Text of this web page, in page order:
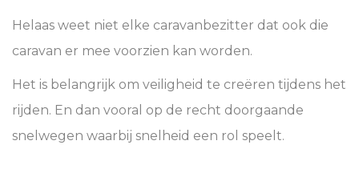
Helaas weet niet elke caravanbezitter dat ook die
caravan er mee voorzien kan worden.
Het is belangrijk om veiligheid te creëren tijdens het
rijden. En dan vooral op de recht doorgaande
snelwegen waarbij snelheid een rol speelt.